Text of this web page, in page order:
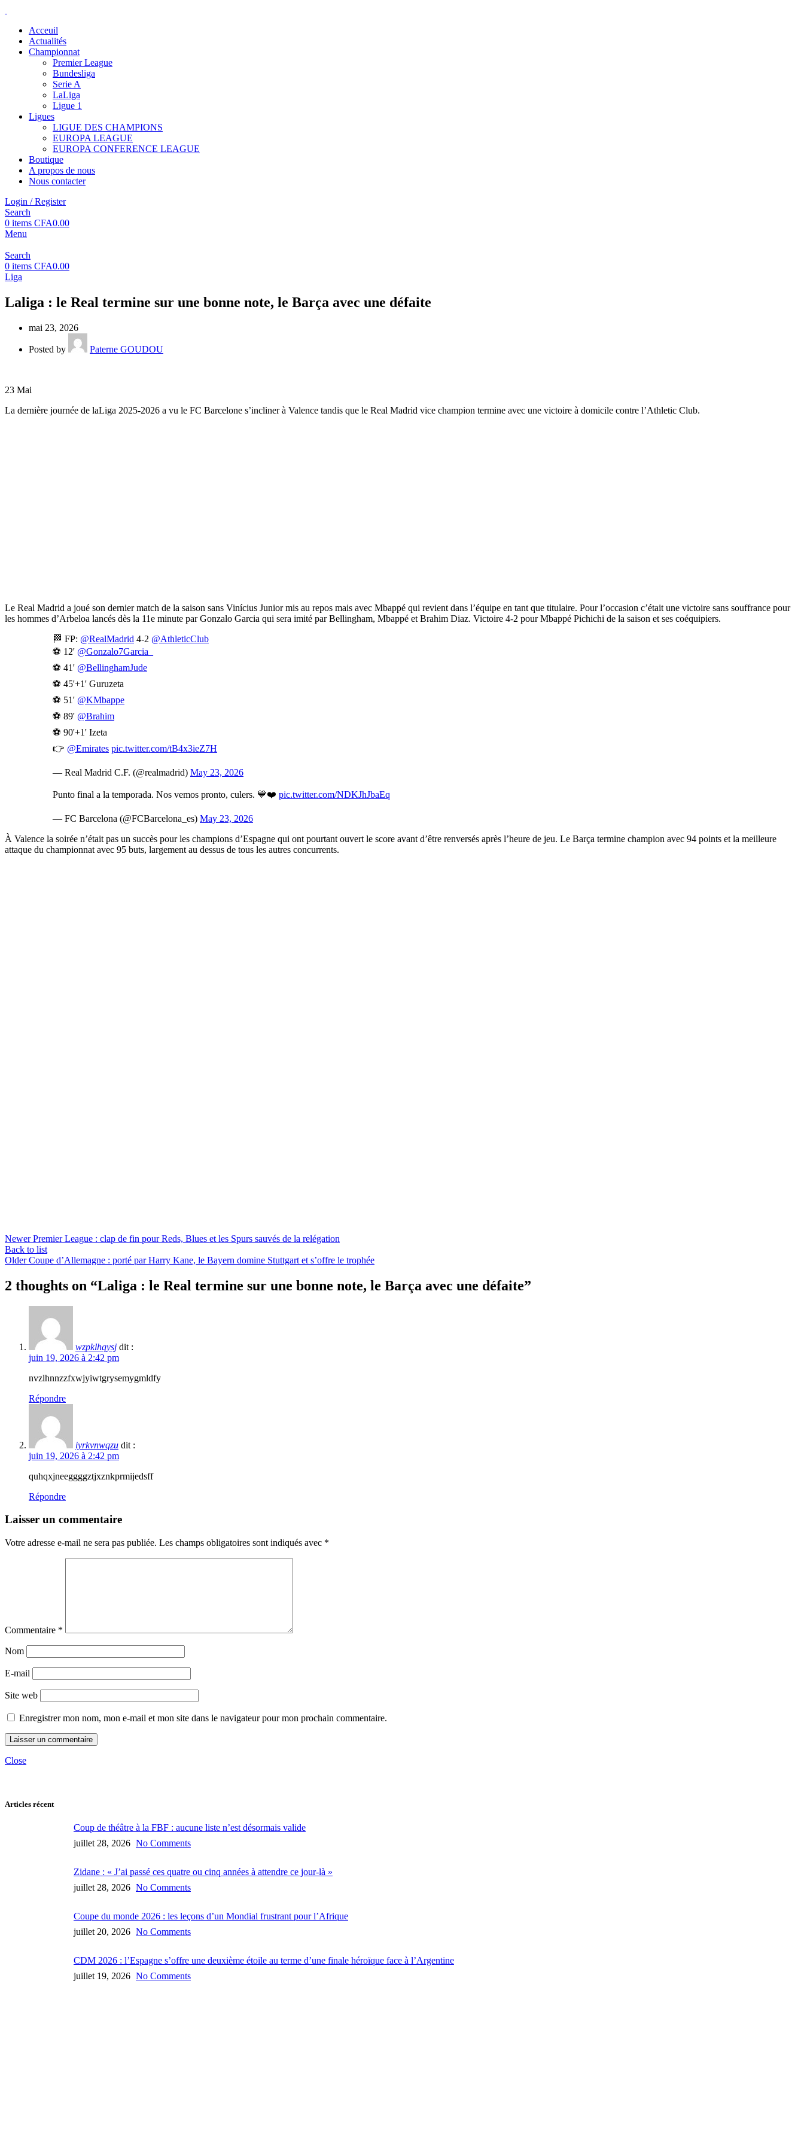
Acceuil
Actualités
Championnat
Premier League
Bundesliga
Serie A
LaLiga
Ligue 1
Ligues
LIGUE DES CHAMPIONS
EUROPA LEAGUE
EUROPA CONFERENCE LEAGUE
Boutique
A propos de nous
Nous contacter
Login / Register
Search
0 items CFA0.00
Menu
Search
0 items CFA0.00
Liga
Laliga : le Real termine sur une bonne note, le Barça avec une défaite
mai 23, 2026
Posted by Paterne GOUDOU
23 Mai
La dernière journée de laLiga 2025-2026 a vu le FC Barcelone s’incliner à Valence tandis que le Real Madrid vice champion termine avec une victoire à domicile contre l’Athletic Club.
Le Real Madrid a joué son dernier match de la saison sans Vinícius Junior mis au repos mais avec Mbappé qui revient dans l’équipe en tant que titulaire. Pour l’occasion c’était une victoire sans souffrance pour
les hommes d’Arbeloa lancés dès la 11e minute par Gonzalo Garcia qui sera imité par Bellingham, Mbappé et Brahim Diaz. Victoire 4-2 pour Mbappé Pichichi de la saison et ses coéquipiers.
🏁 FP: @RealMadrid 4-2 @AthleticClub
⚽ 12' @Gonzalo7Garcia_
⚽ 41' @BellinghamJude
⚽ 45'+1' Guruzeta
⚽ 51' @KMbappe
⚽ 89' @Brahim
⚽ 90'+1' Izeta
👉 @Emirates pic.twitter.com/tB4x3ieZ7H
— Real Madrid C.F. (@realmadrid) May 23, 2026
Punto final a la temporada. Nos vemos pronto, culers. 💙❤️ pic.twitter.com/NDKJhJbaEq
— FC Barcelona (@FCBarcelona_es) May 23, 2026
À Valence la soirée n’était pas un succès pour les champions d’Espagne qui ont pourtant ouvert le score avant d’être renversés après l’heure de jeu. Le Barça termine champion avec 94 points et la meilleure
attaque du championnat avec 95 buts, largement au dessus de tous les autres concurrents.
Newer Premier League : clap de fin pour Reds, Blues et les Spurs sauvés de la relégation
Back to list
Older Coupe d’Allemagne : porté par Harry Kane, le Bayern domine Stuttgart et s’offre le trophée
2 thoughts on “Laliga : le Real termine sur une bonne note, le Barça avec une défaite”
wzpklhqysj dit :
juin 19, 2026 à 2:42 pm
nvzlhnnzzfxwjyiwtgrysemygmldfy
Répondre
iyrkvnwqzu dit :
juin 19, 2026 à 2:42 pm
quhqxjneeggggztjxznkprmijedsff
Répondre
Laisser un commentaire
Votre adresse e-mail ne sera pas publiée. Les champs obligatoires sont indiqués avec *
Commentaire *
Nom
E-mail
Site web
Enregistrer mon nom, mon e-mail et mon site dans le navigateur pour mon prochain commentaire.
Close
Articles récent
Coup de théâtre à la FBF : aucune liste n’est désormais valide
juillet 28, 2026 No Comments
Zidane : « J’ai passé ces quatre ou cinq années à attendre ce jour-là »
juillet 28, 2026 No Comments
Coupe du monde 2026 : les leçons d’un Mondial frustrant pour l’Afrique
juillet 20, 2026 No Comments
CDM 2026 : l’Espagne s’offre une deuxième étoile au terme d’une finale héroïque face à l’Argentine
juillet 19, 2026 No Comments